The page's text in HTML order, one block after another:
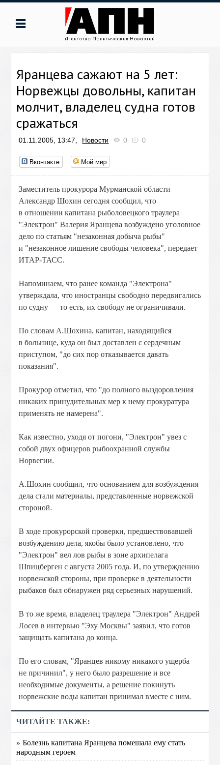
Яранцева сажают на 5 лет:
Норвежцы довольны, капитан
молчит, владелец судна готов
сражаться
01.11.2005, 13:47, Новости 0 0
Вконтакте Мой мир
Заместитель прокурора Мурманской области
Александр Шохин сегодня сообщил, что
в отношении капитана рыболовецкого траулера
"Электрон" Валерия Яранцева возбуждено уголовное
дело по статьям "незаконная добыча рыбы"
и "незаконное лишение свободы человека", передает
ИТАР-ТАСС.
Напоминаем, что ранее команда "Электрона"
утверждала, что иностранцы свободно передвигались
по судну — то есть, их свободу не ограничивали.
По словам А.Шохина, капитан, находящийся
в больнице, куда он был доставлен с сердечным
приступом, "до сих пор отказывается давать
показания".
Прокурор отметил, что "до полного выздоровления
никаких принудительных мер к нему прокуратура
применять не намерена".
Как известно, уходя от погони, "Электрон" увез с
собой двух офицеров рыбоохранной службы
Норвегии.
А.Шохин сообщил, что основанием для возбуждения
дела стали материалы, представленные норвежской
стороной.
В ходе прокурорской проверки, предшествовавшей
возбуждению дела, якобы было установлено, что
"Электрон" вел лов рыбы в зоне архипелага
Шпицберген с августа 2005 года. И, по утверждению
норвежской стороны, при проверке в деятельности
рыбаков был обнаружен ряд серьезных нарушений.
В то же время, владелец траулера "Электрон" Андрей
Лосев в интервью "Эху Москвы" заявил, что готов
защищать капитана до конца.
По его словам, "Яранцев никому никакого ущерба
не причинил", у него было разрешение и все
необходимые документы, а решение покинуть
норвежские воды капитан принимал вместе с ним.
ЧИТАЙТЕ ТАКЖЕ:
» Болезнь капитана Яранцева помешала ему стать
народным героем